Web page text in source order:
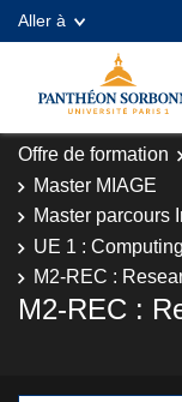
Aller à
Offre de formation
Master MIAGE
Master parcours
UE 1 :
M2-REC :
M2-REC :